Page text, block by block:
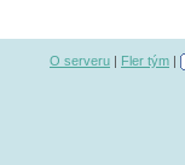
O serveru | Fler tým |